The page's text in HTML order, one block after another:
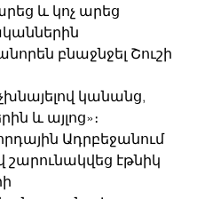
և կոչ արեց
բնաջնջել Շուշի
կանանց,
և այլոց»։
շարունակվեց էթնիկ